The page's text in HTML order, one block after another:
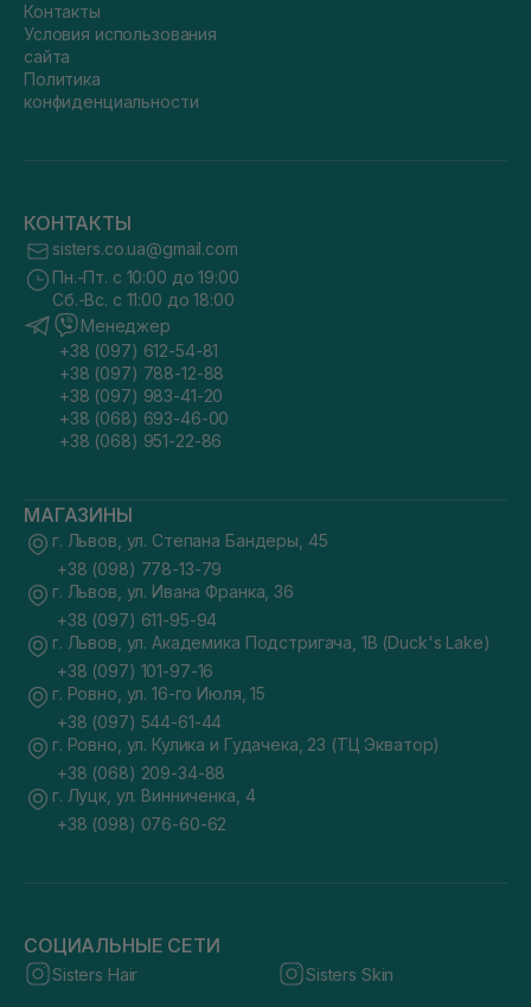
Контакты
Условия использования
сайта
Политика
конфиденциальности
КОНТАКТЫ
sisters.co.ua@gmail.com
Пн.-Пт. с 10:00 до 19:00
Сб.-Вс. с 11:00 до 18:00
Менеджер
+38 (097) 612-54-81
+38 (097) 788-12-88
+38 (097) 983-41-20
+38 (068) 693-46-00
+38 (068) 951-22-86
МАГАЗИНЫ
г. Львов, ул. Степана Бандеры, 45
+38 (098) 778-13-79
г. Львов, ул. Ивана Франка, 36
+38 (097) 611-95-94
г. Львов, ул. Академика Подстригача, 1В (Duck's Lake)
+38 (097) 101-97-16
г. Ровно, ул. 16-го Июля, 15
+38 (097) 544-61-44
г. Ровно, ул. Кулика и Гудачека, 23 (ТЦ Экватор)
+38 (068) 209-34-88
г. Луцк, ул. Винниченка, 4
+38 (098) 076-60-62
СОЦИАЛЬНЫЕ СЕТИ
Sisters Hair Sisters Skin